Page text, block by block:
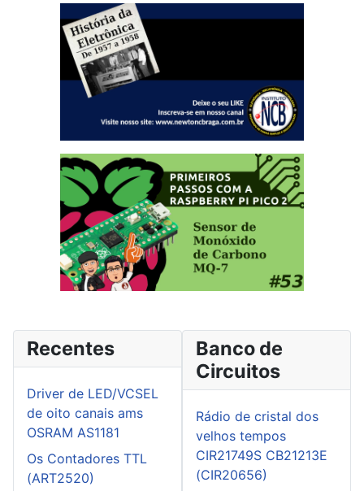
Recentes
Driver de LED/VCSEL
de oito canais ams
OSRAM AS1181
Os Contadores TTL
(ART2520)
Banco de
Circuitos
Rádio de cristal dos
velhos tempos
CIR21749S CB21213E
(CIR20656)